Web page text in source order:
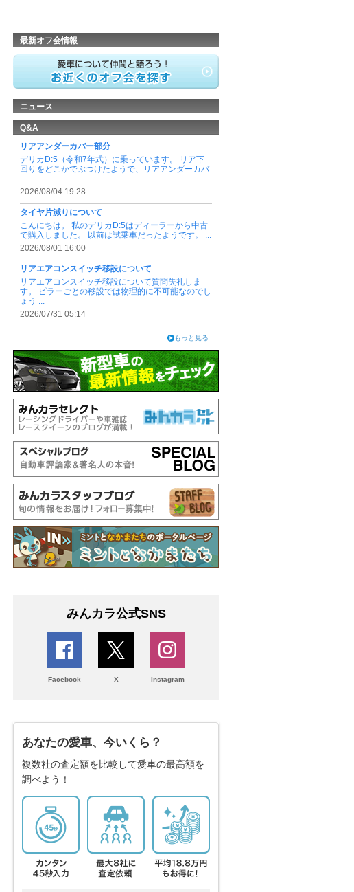
最新オフ会情報
ニュース
Q&A
リアアンダーカバー部分
デリカD:5（令和7年式）に乗っています。 リア下
回りをどこかでぶつけたようで、リアアンダーカバ
...
2026/08/04 19:28
タイヤ片減りについて
こんにちは。 私のデリカD:5はディーラーから中古
で購入しました。 以前は試乗車だったようです。 ...
2026/08/01 16:00
リアエアコンスイッチ移設について
リアエアコンスイッチ移設について質問失礼しま
す。 ピラーごとの移設では物理的に不可能なのでし
ょう ...
2026/07/31 05:14
もっと見る
みんカラ公式SNS
Facebook X Instagram
あなたの愛車、今いくら？
複数社の査定額を比較して愛車の最高額を
調べよう！